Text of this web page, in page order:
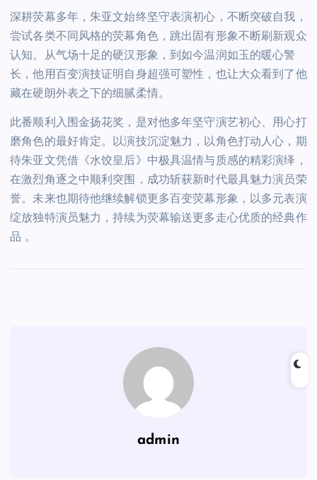
深耕荧幕多年，朱亚文始终坚守表演初心，不断突破自我，
尝试各类不同风格的荧幕角色，跳出固有形象不断刷新观众
认知。从气场十足的硬汉形象，到如今温润如玉的暖心警
长，他用百变演技证明自身超强可塑性，也让大众看到了他
藏在硬朗外表之下的细腻柔情。
此番顺利入围金扬花奖，是对他多年坚守演艺初心、用心打
磨角色的最好肯定。以演技沉淀魅力，以角色打动人心，期
待朱亚文凭借《水饺皇后》中极具温情与质感的精彩演绎，
在激烈角逐之中顺利突围，成功斩获新时代最具魅力演员荣
誉。未来也期待他继续解锁更多百变荧幕形象，以多元表演
绽放独特演员魅力，持续为荧幕输送更多走心优质的经典作
品 。
admin